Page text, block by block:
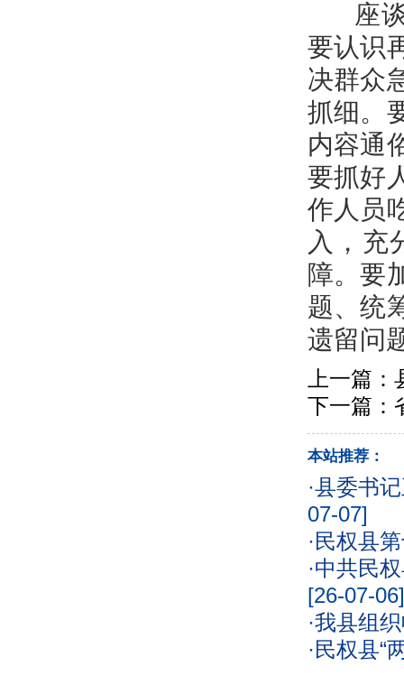
座谈
要认识
决群众
抓细。
内容通
要抓好
作人员
入，充
障。要
题、统
遗留问
上一篇：
下一篇：
本站推荐：
·县委书
07-07]
·民权县
·中共民
[26-07-06]
·我县组
·民权县“